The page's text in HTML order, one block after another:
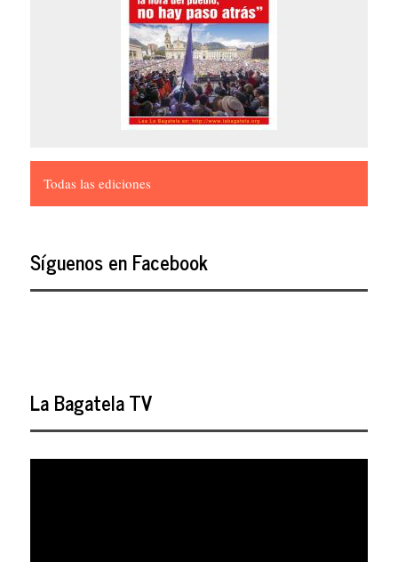
Todas las ediciones
Síguenos en Facebook
La Bagatela TV